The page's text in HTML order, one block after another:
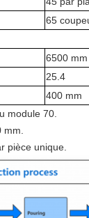
65
6500 mm
25.4
400 mm
module 70.
pièce unique.